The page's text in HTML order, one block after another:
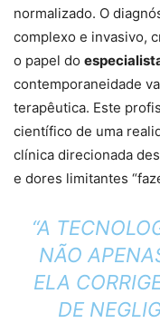
normalizado. O
complexo e invasivo,
o papel do
contemporaneidade
terapêutica. Este
científico de uma
clínica direcionada
e dores limitantes
“A
NÃO
ELA
DE